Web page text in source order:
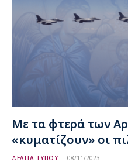
Με τα φτερά των
«κυματίζουν» οι
ΔΕΛΤΙΑ ΤΥΠΟΥ 08/11/2023